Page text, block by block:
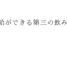
できる第三の飲